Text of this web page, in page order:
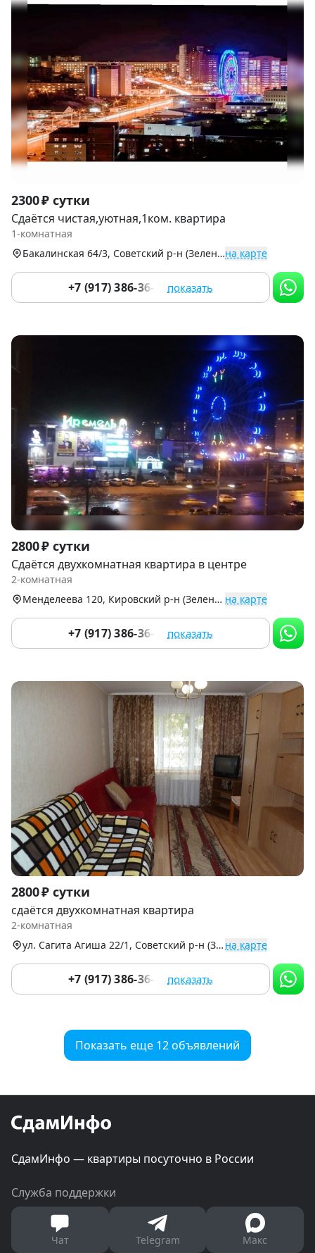
Item
1
of
9
2300 ₽ сутки
Сдаётся чистая,уютная,1ком. квартира
1-комнатная
Бакалинская 64/3, Советский р-н (Зеленая Роща)на карте
+7 (917) 386-36-82 показать
Item
1
of
2800 ₽ сутки
Сдаётся двухкомнатная квартира в центре
2-комнатная
Менделеева 120, Кировский р-н (Зеленая Роща) на карте
+7 (917) 386-36-82 показать
Item
1
of
2800 ₽ сутки
сдаётся двухкомнатная квартира
2-комнатная
ул. Сагита Агиша 22/1, Советский р-н (Зеленая Роща) на карте
+7 (917) 386-36-82 показать
Показать еще 12 объявлений
СдамИнфо — квартиры посуточно в России
Служба поддержки
Чат Telegram Макс